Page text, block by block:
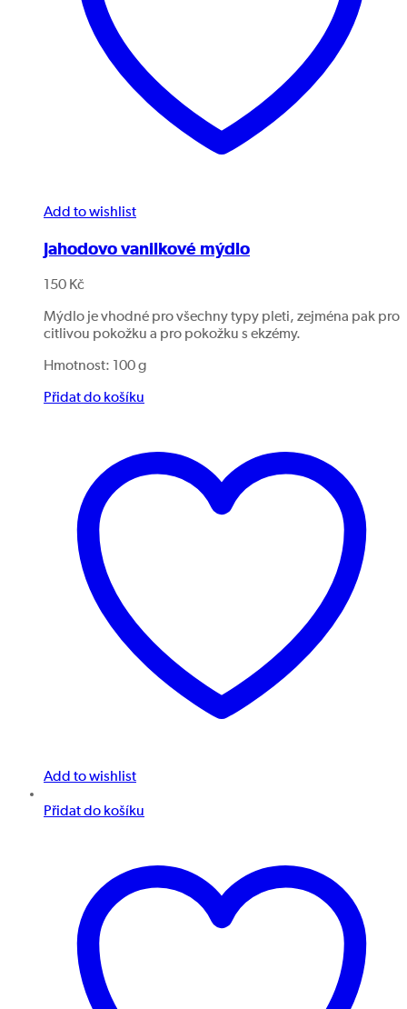
Add to wishlist
Jahodovo vanilkové mýdlo
150 Kč
Mýdlo je vhodné pro všechny typy pleti, zejména pak pro
citlivou pokožku a pro pokožku s ekzémy.
Hmotnost: 100 g
Přidat do košíku
Add to wishlist
Přidat do košíku